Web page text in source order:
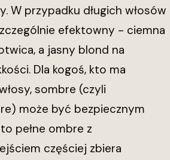
W przypadku długich włosów
efektowny - ciemna
a jasny blond na
Dla kogoś, kto ma
sombre (czyli
może być bezpiecznym
pełne ombre z
częściej zbiera